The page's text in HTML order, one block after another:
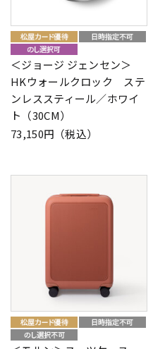
＜ジョージ ジェンセン＞
HKウォールクロック ステ
ンレススティール／ホワイ
ト（30CM）
73,150円（税込）